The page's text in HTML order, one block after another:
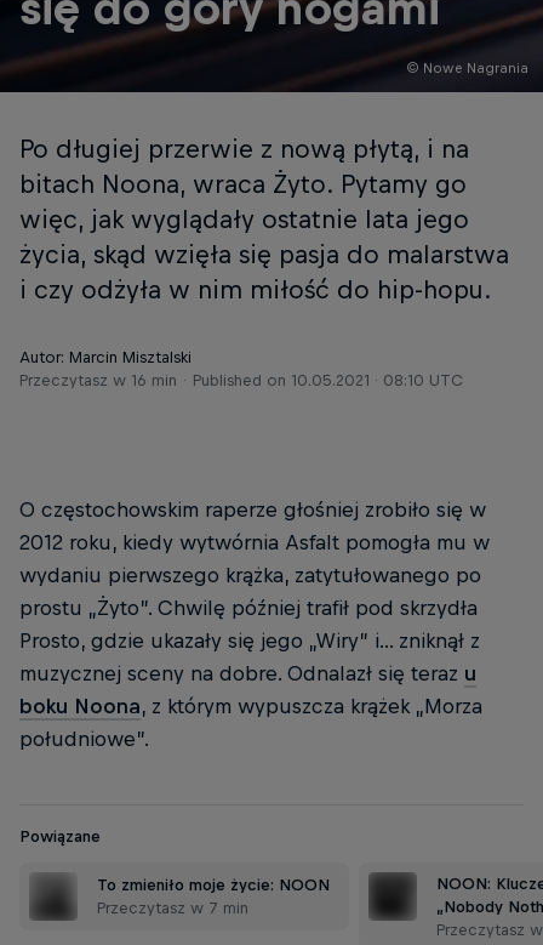
© Nowe Nagrania
Po długiej przerwie z nową płytą, i na
bitach Noona, wraca Żyto. Pytamy go
więc, jak wyglądały ostatnie lata jego
życia, skąd wzięła się pasja do malarstwa
i czy odżyła w nim miłość do hip-hopu.
Autor: Marcin Misztalski
Przeczytasz w 16 min
Published on 10.05.2021 · 08:10 UTC
O częstochowskim raperze głośniej zrobiło się w
2012 roku, kiedy wytwórnia Asfalt pomogła mu w
wydaniu pierwszego krążka, zatytułowanego po
prostu „Żyto”. Chwilę później trafił pod skrzydła
Prosto, gdzie ukazały się jego „Wiry” i... zniknął z
muzycznej sceny na dobre. Odnalazł się teraz u
boku Noona, z którym wypuszcza krążek „Morza
południowe”.
Powiązane
To zmieniło moje życie: NOON
Przeczytasz w 7 min
NOON:
„Nobody
Przeczytasz